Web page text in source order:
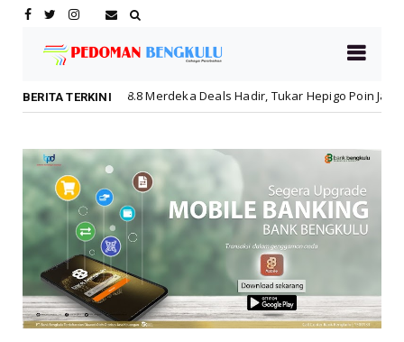
BERITA TERKINI
8.8 Merdeka Deals Hadir, Tukar Hepigo Poin Jadi Diskon Hingga 30